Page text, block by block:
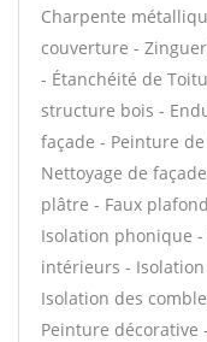
Charpente
couverture -
- Étanchéité de
structure bois -
façade - Peinture
Nettoyage de
plâtre - Faux
Isolation phonique
intérieurs -
Isolation des
Peinture décorative